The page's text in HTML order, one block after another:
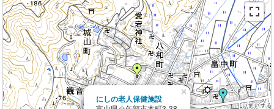
にしの老人保健施設
×